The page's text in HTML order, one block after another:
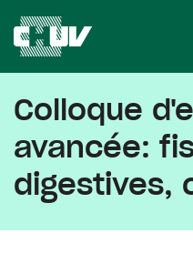
Colloque
avancée:
digestives,